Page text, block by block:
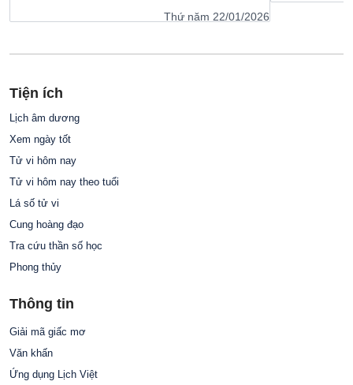
Thứ năm 22/01/2026
Tiện ích
Lịch âm dương
Xem ngày tốt
Tử vi hôm nay
Tử vi hôm nay theo tuổi
Lá số tử vi
Cung hoàng đạo
Tra cứu thần số học
Phong thủy
Thông tin
Giải mã giấc mơ
Văn khấn
Ứng dụng Lịch Việt